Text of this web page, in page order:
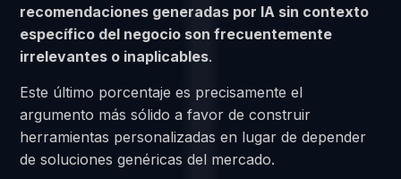
recomendaciones generadas por IA sin contexto
específico del negocio son frecuentemente
irrelevantes o inaplicables.
Este último porcentaje es precisamente el
argumento más sólido a favor de construir
herramientas personalizadas en lugar de depender
de soluciones genéricas del mercado.